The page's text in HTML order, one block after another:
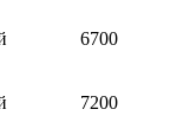
6700
7200